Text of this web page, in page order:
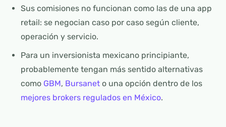
Sus comisiones no funcionan como las de una app
retail: se negocian caso por caso según cliente,
operación y servicio.
Para un inversionista mexicano principiante,
probablemente tengan más sentido alternativas
como GBM, Bursaneto una opción dentro de los
mejores brokers regulados en México.